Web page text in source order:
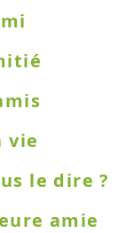
vie
le dire ?
amie